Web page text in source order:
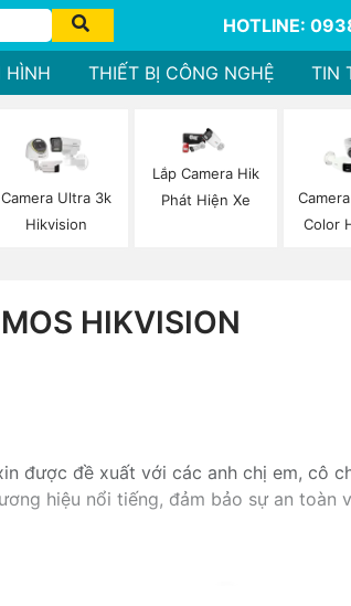
HOTLINE:
HÌNH THIẾT BỊ CÔNG NGHỆ TIN
Camera Ultra 3k
Hikvision
Lắp Camera Hik
Phát Hiện Xe
Color
HIKVISION
được đề xuất với các anh chị em, cô
hiệu nổi tiếng, đảm bảo sự an toàn